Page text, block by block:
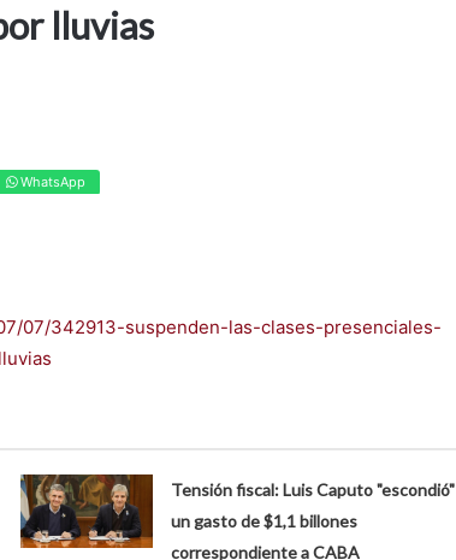
lluvias
WhatsApp
07/342913-suspenden-las-clases-presenciales-
Tensión fiscal: Luis Caputo "escondió"
un gasto de $1,1 billones
correspondiente a CABA